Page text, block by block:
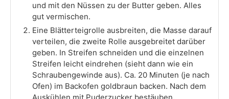
und mit den Nüssen zu der Butter geben. Alles
gut vermischen.
Eine Blätterteigrolle ausbreiten, die Masse darauf
verteilen, die zweite Rolle ausgebreitet darüber
geben. In Streifen schneiden und die einzelnen
Streifen leicht eindrehen (sieht dann wie ein
Schraubengewinde aus). Ca. 20 Minuten (je nach
Ofen) im Backofen goldbraun backen. Nach dem